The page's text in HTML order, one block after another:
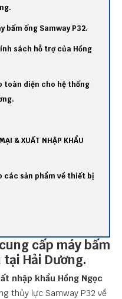
bấm ống Samway P32.
sách hỗ trợ của Hồng
toàn diện cho hệ thống
& XUẤT NHẬP KHẨU
các sản phẩm về thiết bị
cấp máy bấm
Hải Dương.
nhập khẩu Hồng Ngọc
thủy lực Samway P32 về